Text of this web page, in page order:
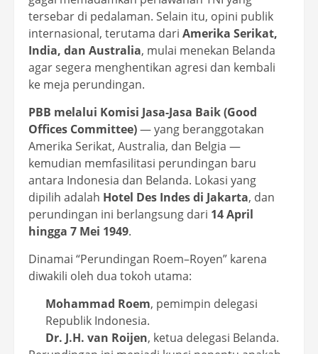
tersebar di pedalaman. Selain itu, opini publik
internasional, terutama dari Amerika Serikat,
India, dan Australia, mulai menekan Belanda
agar segera menghentikan agresi dan kembali
ke meja perundingan.
PBB melalui Komisi Jasa-Jasa Baik (Good
Offices Committee)— yang beranggotakan
Amerika Serikat, Australia, dan Belgia —
kemudian memfasilitasi perundingan baru
antara Indonesia dan Belanda. Lokasi yang
dipilih adalah Hotel Des Indes di Jakarta, dan
perundingan ini berlangsung dari 14 April
hingga 7 Mei 1949.
Dinamai “Perundingan Roem–Royen” karena
diwakili oleh dua tokoh utama:
Mohammad Roem, pemimpin delegasi
Republik Indonesia.
Dr. J.H. van Roijen, ketua delegasi Belanda.